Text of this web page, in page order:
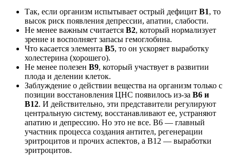
Так, если организм испытывает острый дефицит В1, то
высок риск появления депрессии, апатии, слабости.
Не менее важным считается В2, который нормализует
зрение и восполняет запасы гемоглобина.
Что касается элемента В5, то он ускоряет выработку
холестерина (хорошего).
Не менее полезен В9, который участвует в развитии
плода и делении клеток.
Заблуждение о действии вещества на организм только с
позиции восстановления ЦНС появилось из-за В6 и
В12. И действительно, эти представители регулируют
центральную систему, восстанавливают ее, устраняют
апатию и депрессию. Но это не все. В6 — главный
участник процесса создания антител, регенерации
эритроцитов и прочих аспектов, а В12 — выработки
эритроцитов.